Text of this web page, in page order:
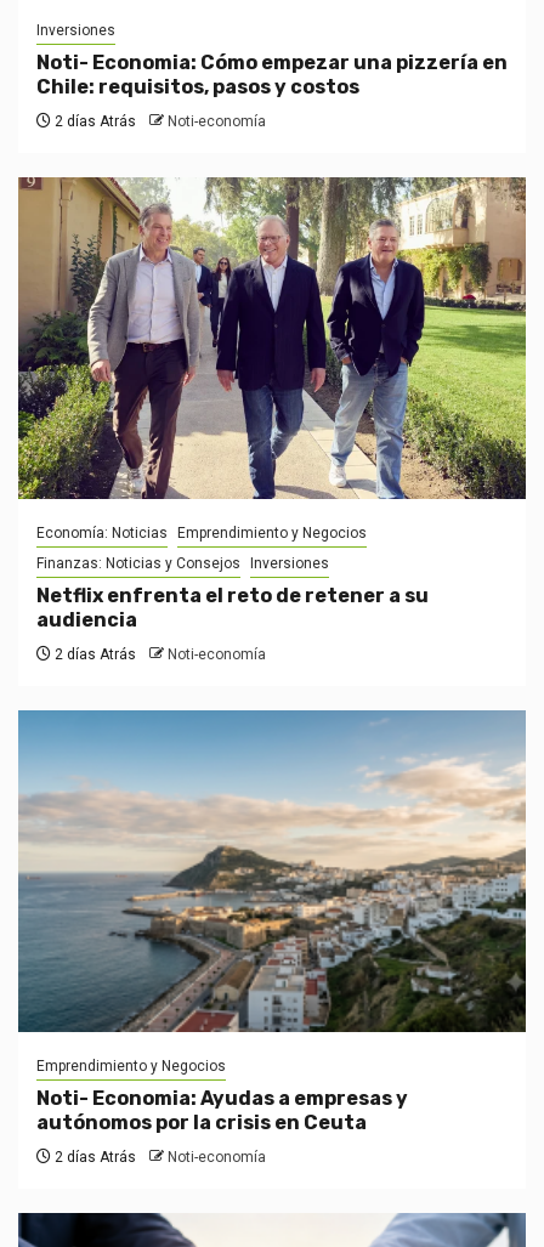
Inversiones
Noti- Economia: Cómo empezar una pizzería en
Chile: requisitos, pasos y costos
2 días Atrás Noti-economía
Economía: Noticias
Emprendimiento y Negocios
Finanzas: Noticias y Consejos
Inversiones
Netflix enfrenta el reto de retener a su
audiencia
2 días Atrás Noti-economía
Emprendimiento y Negocios
Noti- Economia: Ayudas a empresas y
autónomos por la crisis en Ceuta
2 días Atrás Noti-economía